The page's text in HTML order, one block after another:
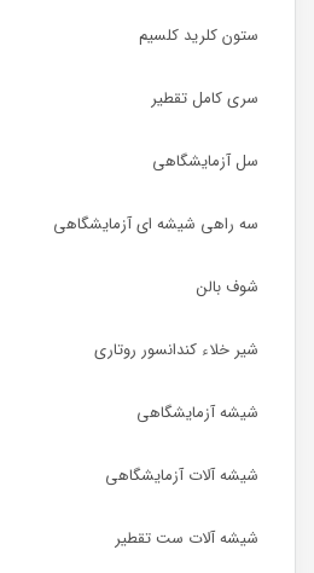
ستون کلرید کلسیم
سری کامل تقطیر
سل آزمایشگاهی
سه راهی شیشه ای آزمایشگاهی
شوف بالن
شیر خلاء کندانسور روتاری
شیشه آزمایشگاهی
شیشه آلات آزمایشگاهی
شیشه آلات ست تقطیر